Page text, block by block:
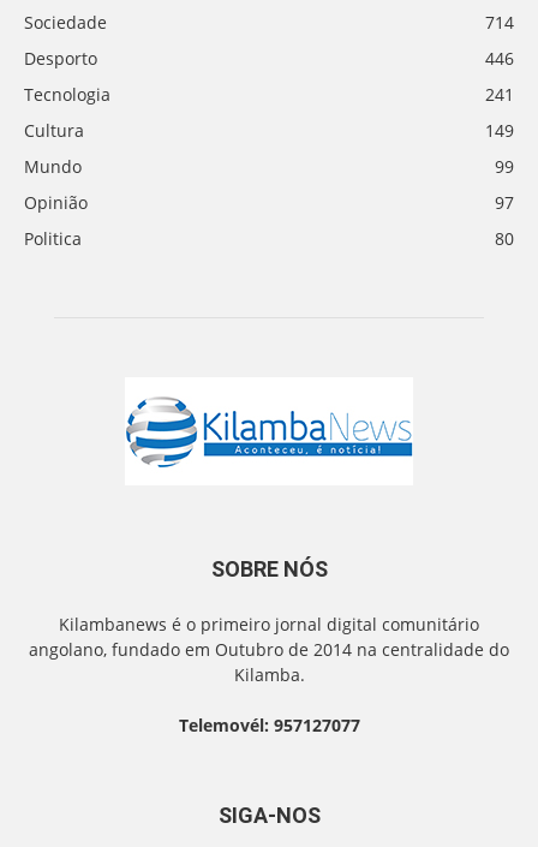
Sociedade
714
Desporto
446
Tecnologia
241
Cultura
149
Mundo
99
Opinião
97
Politica
80
SOBRE NÓS
Kilambanews é o primeiro jornal digital comunitário
angolano, fundado em Outubro de 2014 na centralidade do
Kilamba.
Telemovél: 957127077
SIGA-NOS